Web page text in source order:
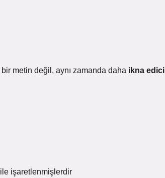
bir metin değil, aynı zamanda daha ikna edici
ile işaretlenmişlerdir